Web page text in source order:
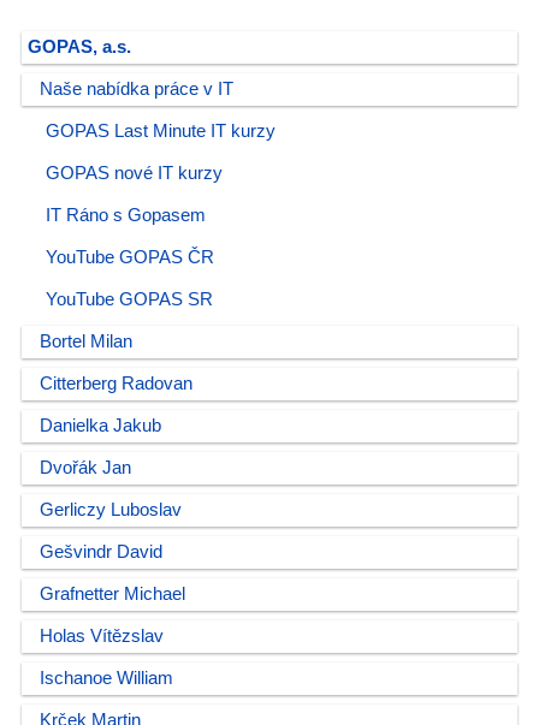
GOPAS, a.s.
Naše nabídka práce v IT
GOPAS Last Minute IT kurzy
GOPAS nové IT kurzy
IT Ráno s Gopasem
YouTube GOPAS ČR
YouTube GOPAS SR
Bortel Milan
Citterberg Radovan
Danielka Jakub
Dvořák Jan
Gerliczy Luboslav
Gešvindr David
Grafnetter Michael
Holas Vítězslav
Ischanoe William
Krček Martin